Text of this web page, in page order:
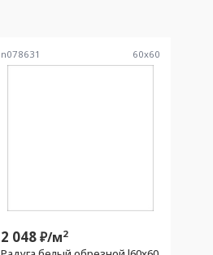
n078631 60x60
2 048₽/м2